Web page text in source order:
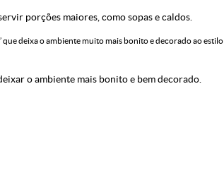
porções maiores, como sopas e caldos.
que deixa o ambiente muito mais bonito e decorado ao estilo
o ambiente mais bonito e bem decorado.